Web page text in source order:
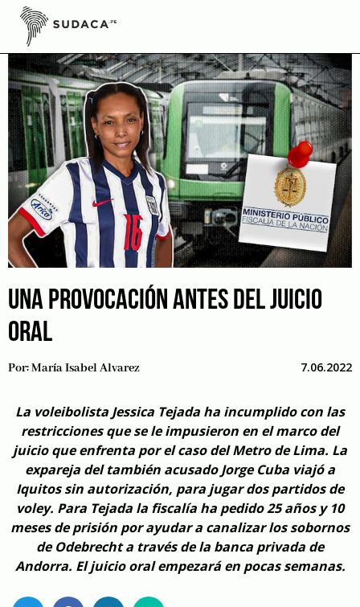
Skip
content
UNA PROVOCACIÓN ANTES DEL JUICIO
ORAL
Por:María Isabel Alvarez 7.06.2022
La voleibolista Jessica Tejada ha incumplido con las
restricciones que se le impusieron en el marco del
juicio que enfrenta por el caso del Metro de Lima. La
expareja del también acusado Jorge Cuba viajó a
Iquitos sin autorización, para jugar dos partidos de
voley. Para Tejada la fiscalía ha pedido 25 años y 10
meses de prisión por ayudar a canalizar los sobornos
de Odebrecht a través de la banca privada de
Andorra. El juicio oral empezará en pocas semanas.